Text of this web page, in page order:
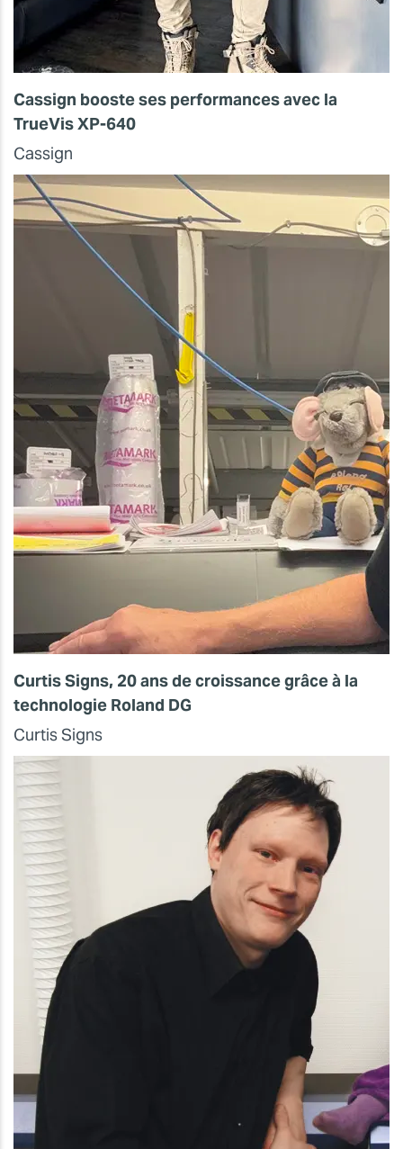
Cassign booste ses performances avec la
TrueVis XP-640
Cassign
Curtis Signs, 20 ans de croissance grâce à la
technologie Roland DG
Curtis Signs